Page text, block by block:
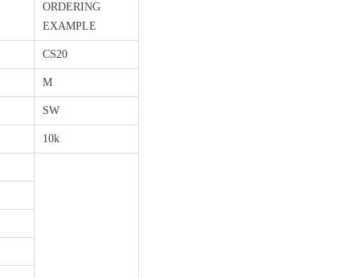
ORDERING
EXAMPLE
CS20
M
SW
10k